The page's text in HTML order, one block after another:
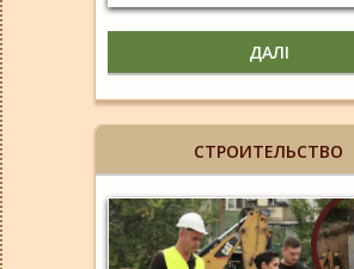
ДАЛІ
СТРОИТЕЛЬСТВО